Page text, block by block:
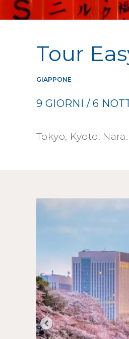
Tour
GIAPPONE
9 GIORNI / 6
Tokyo, Kyoto, Nara.